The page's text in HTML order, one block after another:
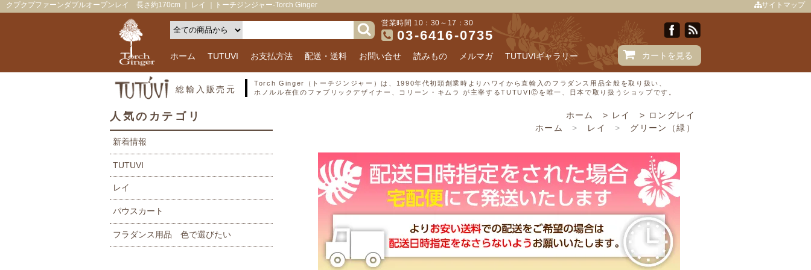
クプクプファーンダブルオープンレイ 長さ約170cm ｜ レイ ｜トーチジンジャー-Torch Ginger サイトマップ
営業時間 10：30～17：30
03-6416-0735
ホーム TUTUVI お支払方法 配送・送料 お問い合せ 読みもの メルマガ TUTUVIギャラリー カートを見る
総輸入販売元
Torch Ginger（トーチジンジャー）は、1990年代初頭創業時よりハワイから直輸入のフラダンス用品全般を取り扱い、
ホノルル在住のファブリックデザイナー、コリーン・キムラ が主宰するTUTUVIⒸを唯一、日本で取り扱うショップです。
ホーム > レイ > ロングレイ
ホーム
> レイ >
グリーン（緑）
人気のカテゴリ
新着情報
TUTUVI
レイ
パウスカート
フラダンス用品 色で選びたい